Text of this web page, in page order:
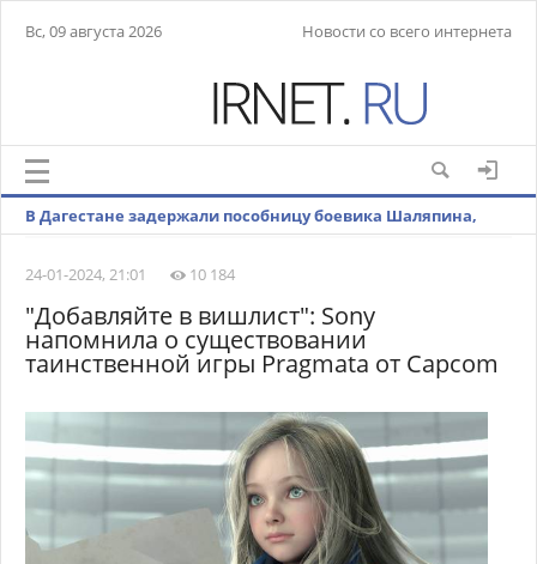
Вс, 09 августа 2026 Новости со всего интернета
В Дагестане задержали пособницу боевика Шаляпина,
24-01-2024, 21:01
10 184
"Добавляйте в вишлист": Sony
напомнила о существовании
таинственной игры Pragmata от Capcom